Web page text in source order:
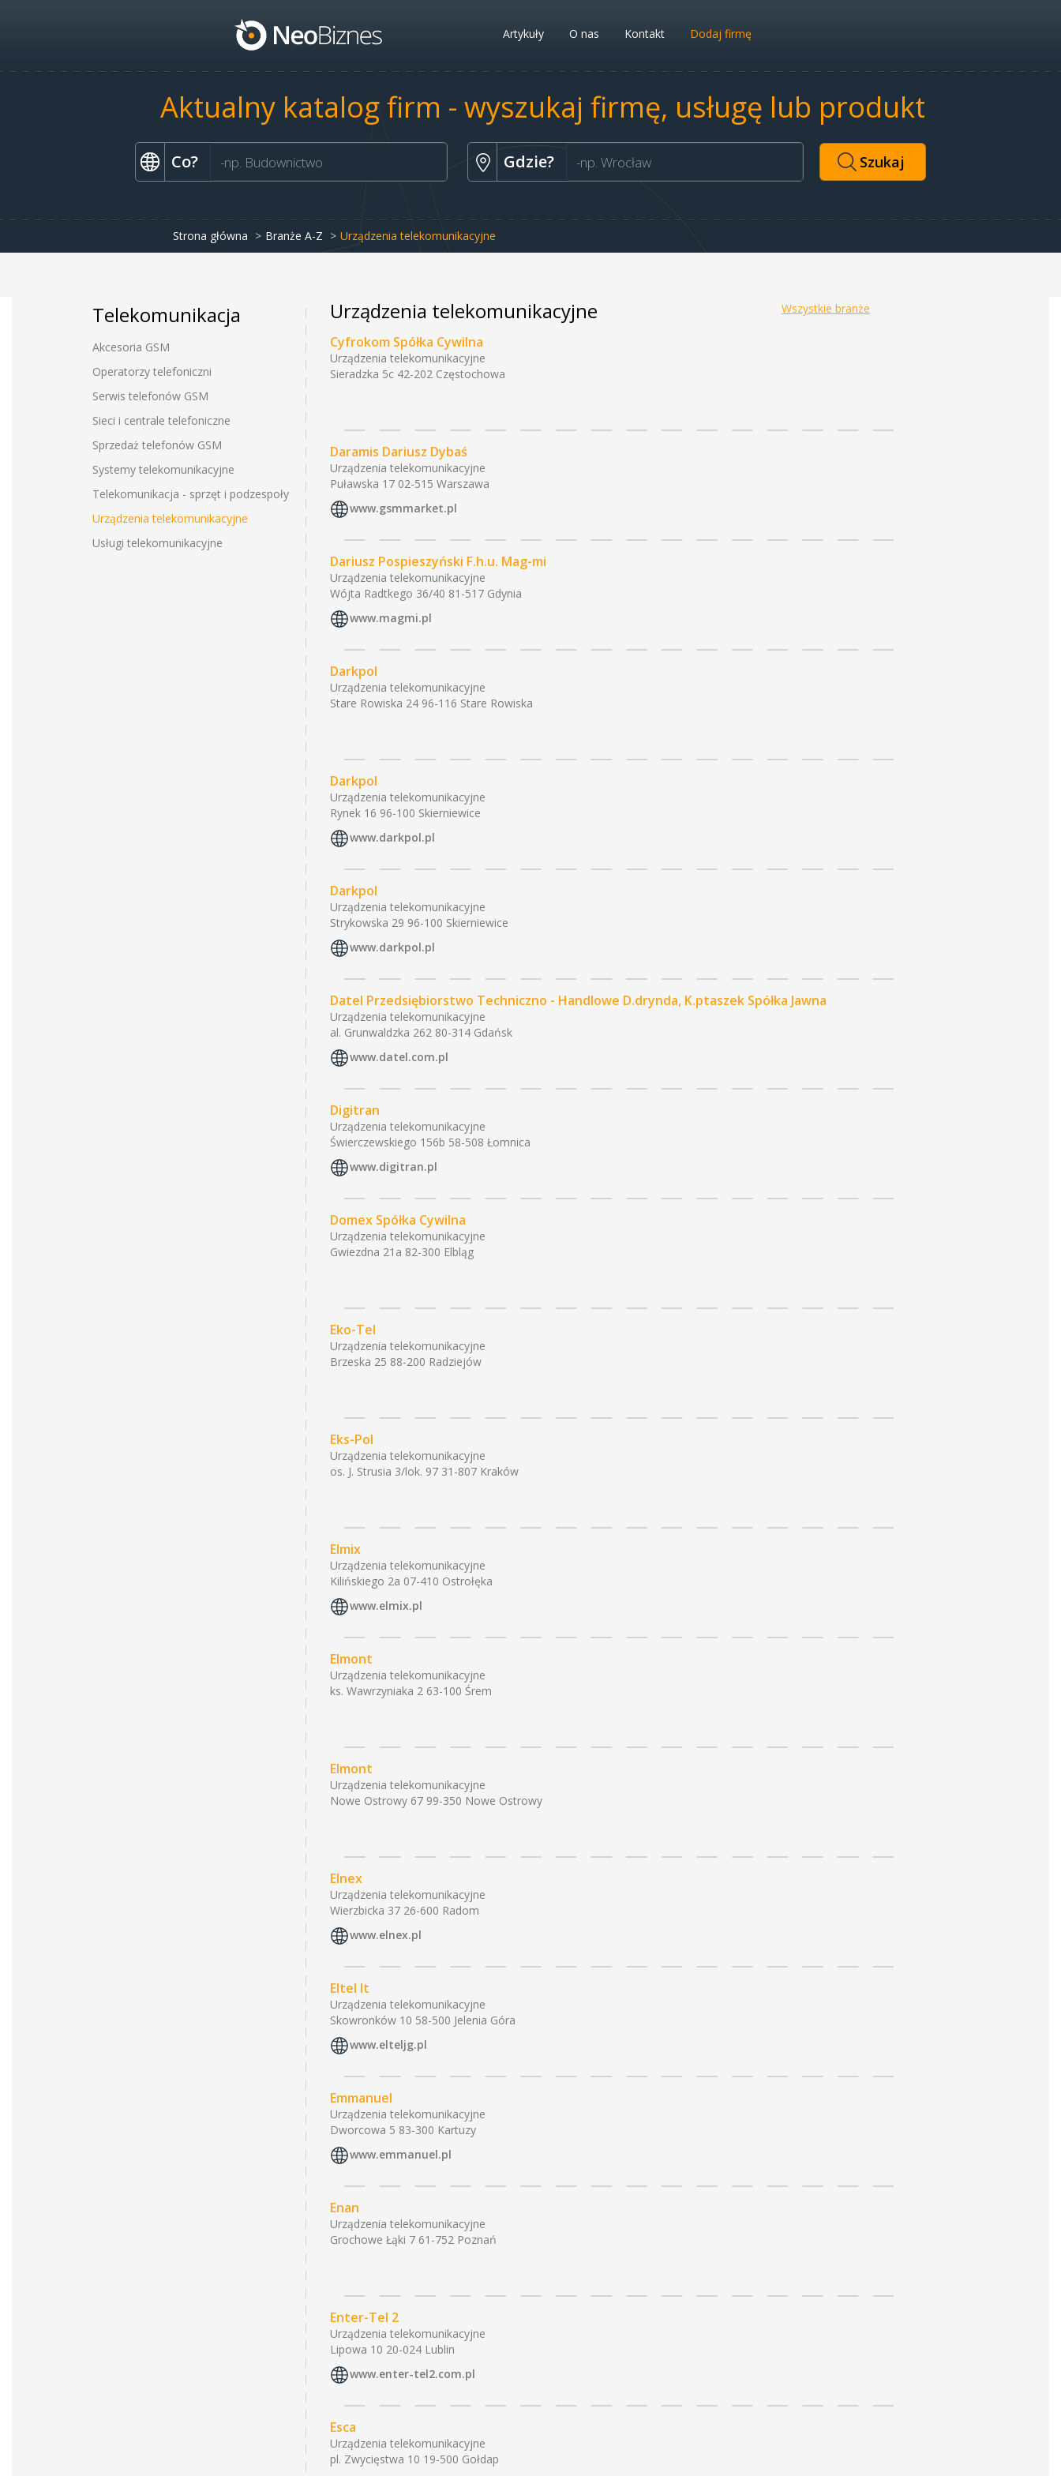
Artykuły O nas Kontakt Dodaj firmę
Aktualny katalog firm - wyszukaj firmę, usługę lub produkt
Co? Gdzie?
Strona główna Branże A-Z Urządzenia telekomunikacyjne
Telekomunikacja
Akcesoria GSM
Operatorzy telefoniczni
Serwis telefonów GSM
Sieci i centrale telefoniczne
Sprzedaż telefonów GSM
Systemy telekomunikacyjne
Telekomunikacja - sprzęt i podzespoły
Urządzenia telekomunikacyjne
Usługi telekomunikacyjne
Urządzenia telekomunikacyjne Wszystkie branże
Cyfrokom Spółka Cywilna
Urządzenia telekomunikacyjne
Sieradzka 5c 42-202 Częstochowa
Daramis Dariusz Dybaś
Urządzenia telekomunikacyjne
Puławska 17 02-515 Warszawa
www.gsmmarket.pl
Dariusz Pospieszyński F.h.u. Mag-mi
Urządzenia telekomunikacyjne
Wójta Radtkego 36/40 81-517 Gdynia
www.magmi.pl
Darkpol
Urządzenia telekomunikacyjne
Stare Rowiska 24 96-116 Stare Rowiska
Darkpol
Urządzenia telekomunikacyjne
Rynek 16 96-100 Skierniewice
www.darkpol.pl
Darkpol
Urządzenia telekomunikacyjne
Strykowska 29 96-100 Skierniewice
www.darkpol.pl
Datel Przedsiębiorstwo Techniczno - Handlowe D.drynda, K.ptaszek Spółka Jawna
Urządzenia telekomunikacyjne
al. Grunwaldzka 262 80-314 Gdańsk
www.datel.com.pl
Digitran
Urządzenia telekomunikacyjne
Świerczewskiego 156b 58-508 Łomnica
www.digitran.pl
Domex Spółka Cywilna
Urządzenia telekomunikacyjne
Gwiezdna 21a 82-300 Elbląg
Eko-Tel
Urządzenia telekomunikacyjne
Brzeska 25 88-200 Radziejów
Eks-Pol
Urządzenia telekomunikacyjne
os. J. Strusia 3/lok. 97 31-807 Kraków
Elmix
Urządzenia telekomunikacyjne
Kilińskiego 2a 07-410 Ostrołęka
www.elmix.pl
Elmont
Urządzenia telekomunikacyjne
ks. Wawrzyniaka 2 63-100 Śrem
Elmont
Urządzenia telekomunikacyjne
Nowe Ostrowy 67 99-350 Nowe Ostrowy
Elnex
Urządzenia telekomunikacyjne
Wierzbicka 37 26-600 Radom
www.elnex.pl
Eltel It
Urządzenia telekomunikacyjne
Skowronków 10 58-500 Jelenia Góra
www.elteljg.pl
Emmanuel
Urządzenia telekomunikacyjne
Dworcowa 5 83-300 Kartuzy
www.emmanuel.pl
Enan
Urządzenia telekomunikacyjne
Grochowe Łąki 7 61-752 Poznań
Enter-Tel 2
Urządzenia telekomunikacyjne
Lipowa 10 20-024 Lublin
www.enter-tel2.com.pl
Esca
Urządzenia telekomunikacyjne
pl. Zwycięstwa 10 19-500 Gołdap